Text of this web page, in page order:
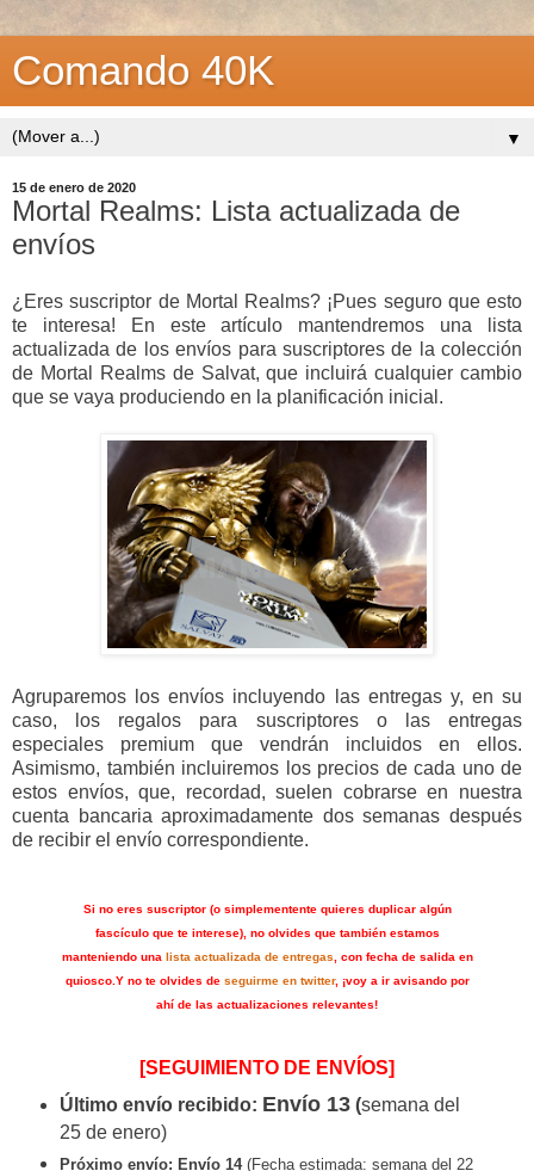
Comando 40K
▼
15 de enero de 2020
Mortal Realms: Lista actualizada de
envíos
¿Eres suscriptor de Mortal Realms? ¡Pues seguro que esto
te interesa! En este artículo mantendremos una lista
actualizada de los envíos para suscriptores de la colección
de Mortal Realms de Salvat, que incluirá cualquier cambio
que se vaya produciendo en la planificación inicial.
Agruparemos los envíos incluyendo las entregas y, en su
caso, los regalos para suscriptores o las entregas
especiales premium que vendrán incluidos en ellos.
Asimismo, también incluiremos los precios de cada uno de
estos envíos, que, recordad, suelen cobrarse en nuestra
cuenta bancaria aproximadamente dos semanas después
de recibir el envío correspondiente.
Si no eres suscriptor (o simplementente quieres duplicar algún
fascículo que te interese), no olvides que también estamos
manteniendo una lista actualizada de entregas , con fecha de salida en
quiosco. Y no te olvides de seguirme en twitter, ¡voy a ir avisando por
ahí de las actualizaciones relevantes!
[SEGUIMIENTO DE ENVÍOS]
Último envío recibido: Envío 13(semana del
25 de enero)
Próximo envío: Envío 14(Fecha estimada: semana del 22